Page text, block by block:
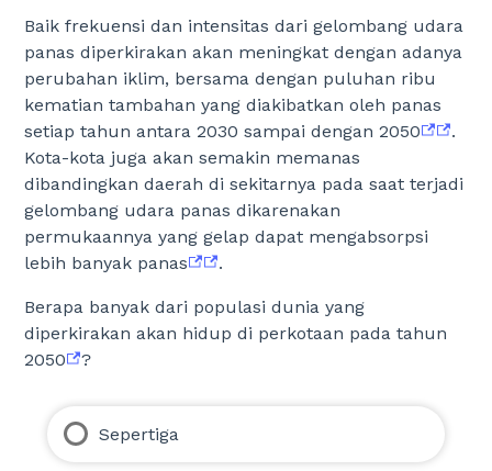
Baik frekuensi dan intensitas dari gelombang udara
panas diperkirakan akan meningkat dengan adanya
perubahan iklim, bersama dengan puluhan ribu
kematian tambahan yang diakibatkan oleh panas
setiap tahun antara 2030 sampai dengan 2050
.
Kota-kota juga akan semakin memanas
dibandingkan daerah di sekitarnya pada saat terjadi
gelombang udara panas dikarenakan
permukaannya yang gelap dapat mengabsorpsi
lebih banyak panas
.
Berapa banyak dari populasi dunia yang
diperkirakan akan hidup di perkotaan pada tahun
2050
?
Sepertiga